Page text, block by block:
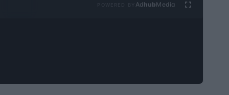
Ad hubMedia